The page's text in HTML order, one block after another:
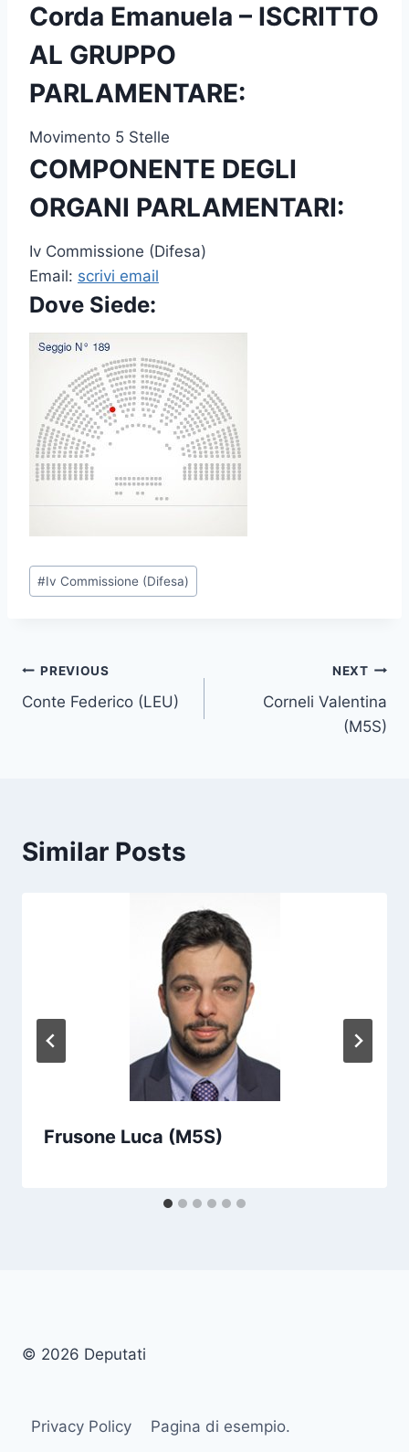
Corda Emanuela – ISCRITTO
AL GRUPPO
PARLAMENTARE:
Movimento 5 Stelle
COMPONENTE DEGLI
ORGANI PARLAMENTARI:
Iv Commissione (Difesa)
Email: scrivi email
Dove Siede:
P
o
T
a
#Iv Commissione (Difesa)
Post
navigation
PREVIOUS
Conte Federico (LEU)
NEXT
Corneli Valentina
(M5S)
Similar Posts
Frusone Luca (M5S)
© 2026 Deputati
Privacy Policy Pagina di esempio.